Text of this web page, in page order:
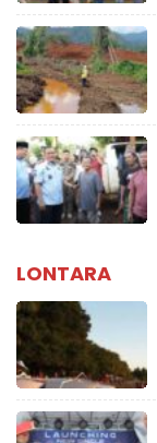
LONTARA